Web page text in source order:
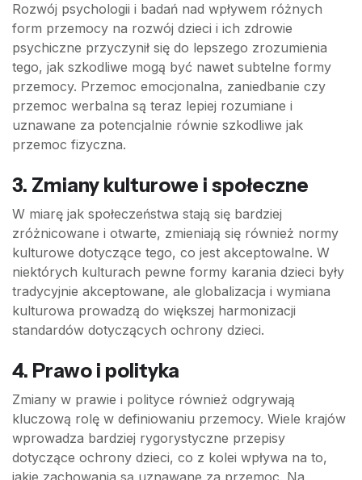
Rozwój psychologii i badań nad wpływem różnych
form przemocy na rozwój dzieci i ich zdrowie
psychiczne przyczynił się do lepszego zrozumienia
tego, jak szkodliwe mogą być nawet subtelne formy
przemocy. Przemoc emocjonalna, zaniedbanie czy
przemoc werbalna są teraz lepiej rozumiane i
uznawane za potencjalnie równie szkodliwe jak
przemoc fizyczna.
3. Zmiany kulturowe i społeczne
W miarę jak społeczeństwa stają się bardziej
zróżnicowane i otwarte, zmieniają się również normy
kulturowe dotyczące tego, co jest akceptowalne. W
niektórych kulturach pewne formy karania dzieci były
tradycyjnie akceptowane, ale globalizacja i wymiana
kulturowa prowadzą do większej harmonizacji
standardów dotyczących ochrony dzieci.
4. Prawo i polityka
Zmiany w prawie i polityce również odgrywają
kluczową rolę w definiowaniu przemocy. Wiele krajów
wprowadza bardziej rygorystyczne przepisy
dotyczące ochrony dzieci, co z kolei wpływa na to,